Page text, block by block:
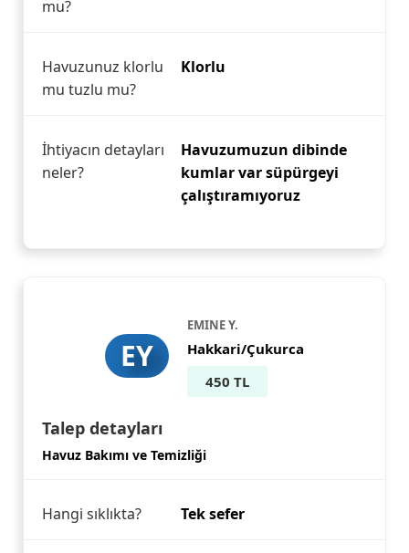
mu?
Havuzunuz klorlu
mu tuzlu mu?
Klorlu
İhtiyacın detayları
neler?
Havuzumuzun dibinde
kumlar var süpürgeyi
çalıştıramıyoruz
EY
EMINE Y.
Hakkari/Çukurca
450 TL
Talep detayları
Havuz Bakımı ve Temizliği
Hangi sıklıkta? Tek sefer